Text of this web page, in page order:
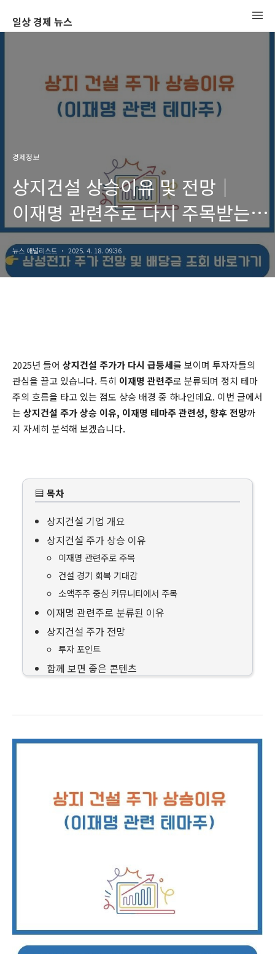
일상 경제 뉴스
경제정보
상지건설 상승이유 및 전망｜
이재명 관련주로 다시 주목받는
이유는?
뉴스 애널리스트 2025. 4. 18. 09:36
2025년 들어 상지건설 주가가 다시 급등세를 보이며 투자자들의
관심을 끌고 있습니다. 특히 이재명 관련주로 분류되며 정치 테마
주의 흐름을 타고 있는 점도 상승 배경 중 하나인데요. 이번 글에서
는 상지건설 주가 상승 이유, 이재명 테마주 관련성, 향후 전망까
지 자세히 분석해 보겠습니다.
▤ 목차
상지건설 기업 개요
상지건설 주가 상승 이유
이재명 관련주로 주목
건설 경기 회복 기대감
소액주주 중심 커뮤니티에서 주목
이재명 관련주로 분류된 이유
상지건설 주가 전망
투자 포인트
함께 보면 좋은 콘텐츠